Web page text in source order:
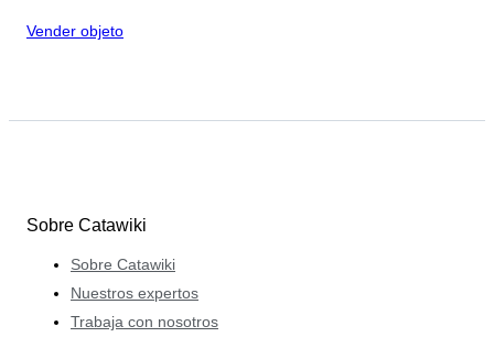
Vender objeto
Sobre Catawiki
Sobre Catawiki
Nuestros expertos
Trabaja con nosotros